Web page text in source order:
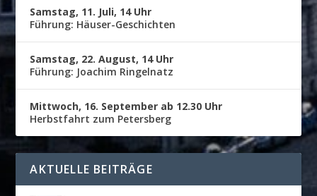
Samstag, 11. Juli, 14 Uhr
Führung: Häuser-Geschichten
Samstag, 22. August, 14 Uhr
Führung: Joachim Ringelnatz
Mittwoch, 16. September ab 12.30 Uhr
Herbstfahrt zum Petersberg
AKTUELLE BEITRÄGE